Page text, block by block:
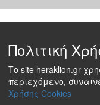
Πολιτική
Το site heraklion.gr
περιεχόμενο,
Χρήσης Cookies